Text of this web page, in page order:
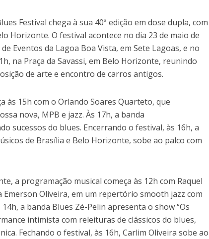
Festival chega à sua 40ª edição em dose dupla, com
Horizonte. O festival acontece no dia 23 de maio de
Eventos da Lagoa Boa Vista, em Sete Lagoas, e no
na Praça da Savassi, em Belo Horizonte, reunindo
de arte e encontro de carros antigos.
às 15h com o Orlando Soares Quarteto, que
nova, MPB e jazz. Às 17h, a banda
sucessos do blues. Encerrando o festival, às 16h, a
de Brasília e Belo Horizonte, sobe ao palco com
a programação musical começa às 12h com Raquel
Oliveira, em um repertório smooth jazz com
a banda Blues Zé-Pelin apresenta o show “Os
intimista com releituras de clássicos do blues,
Fechando o festival, às 16h, Carlim Oliveira sobe ao